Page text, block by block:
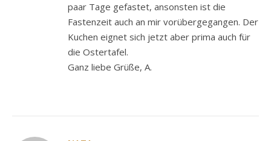
paar Tage gefastet, ansonsten ist die
Fastenzeit auch an mir vorübergegangen. Der
Kuchen eignet sich jetzt aber prima auch für
die Ostertafel.
Ganz liebe Grüße, A.